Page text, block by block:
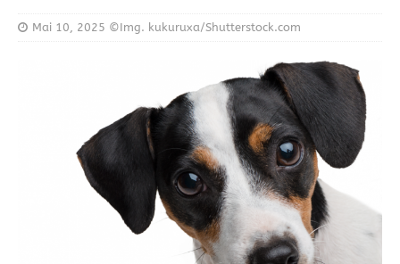
Mai 10, 2025 ©Img. kukuruxa/Shutterstock.com